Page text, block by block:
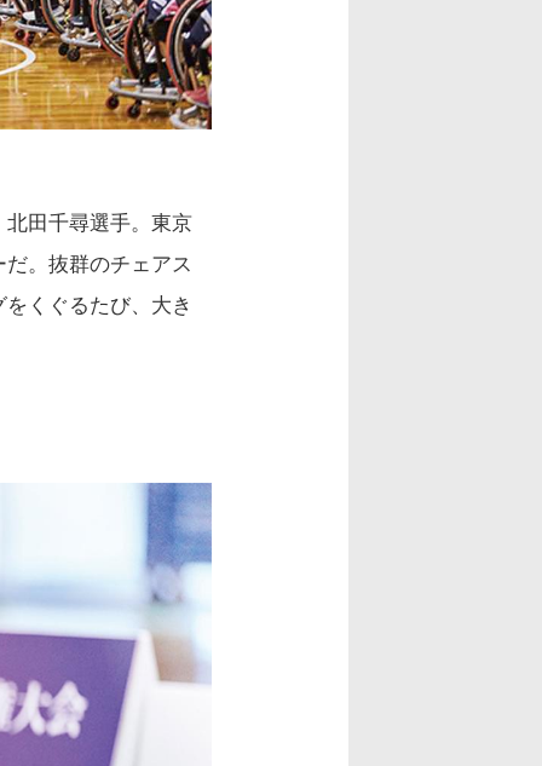
田千尋選手。東京
。抜群のチェアス
くぐるたび、大き